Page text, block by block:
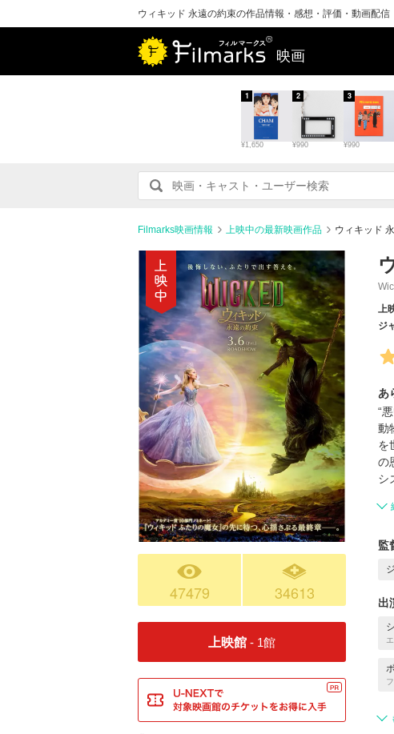
ウィキッド 永遠の約束の作品情報・感想・評価・動画配信
映画
¥1,650
1
¥990
2
¥990
3
Filmarks映画情報 上映中の最新映画作品 ウィキッド
47479 34613
上映館 - 1館
上
ジ
あ
“
動
を
の
シ
監
出